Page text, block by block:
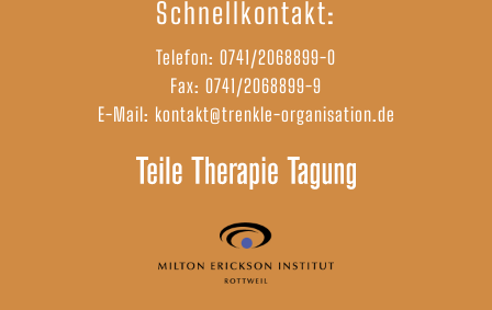
Schnellkontakt:
Telefon: 0741/2068899-0
Fax: 0741/2068899-9
E-Mail: kontakt@trenkle-organisation.de